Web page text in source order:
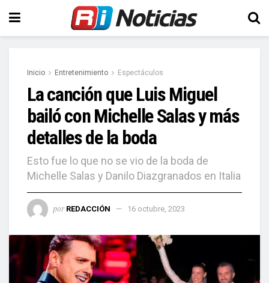
Inicio Entretenimiento Espectáculos
La canción que Luis Miguel
bailó con Michelle Salas y más
detalles de la boda
Esto fue lo que no se vio de la boda de
Michelle Salas y Danilo Diazgranados en Italia
por REDACCIÓN 16 octubre, 2023